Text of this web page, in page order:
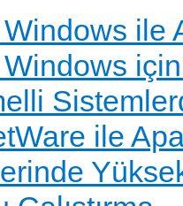
ile
ile